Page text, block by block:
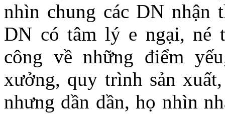
nhìn chung các DN nhận
DN có tâm lý e ngại, né
công về những điểm
xưởng, quy trình sản
nhưng dần dần, họ nhìn